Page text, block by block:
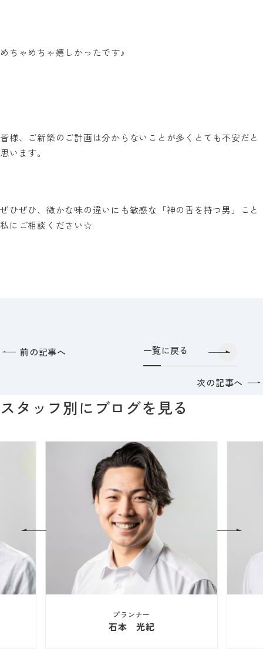
めちゃめちゃ嬉しかったです♪
皆様、ご新築のご計画は分からないことが多くとても不安だと
思います。
ぜひぜひ、微かな味の違いにも敏感な「神の舌を持つ男」こと
私にご相談ください☆
前の記事へ 一覧に戻る
次の記事へ
スタッフ別にブログを見る
プランナー
石本 光紀